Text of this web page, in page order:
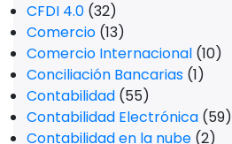
CFDI 4.0 (32)
Comercio (13)
Comercio Internacional (10)
Conciliación Bancarias (1)
Contabilidad (55)
Contabilidad Electrónica (59)
Contabilidad en la nube (2)